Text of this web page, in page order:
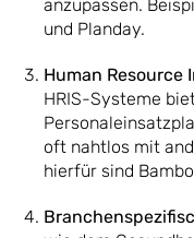
anzupassen.
und Planday.
Human Resource
HRIS-Systeme
oft nahtlos mit
hierfür sind